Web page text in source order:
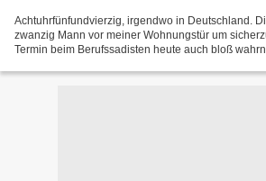
Achtuhrfünfundvierzig, irgendwo in Deutschland.
zwanzig Mann vor meiner Wohnungstür um
Termin beim Berufssadisten heute auch bloß